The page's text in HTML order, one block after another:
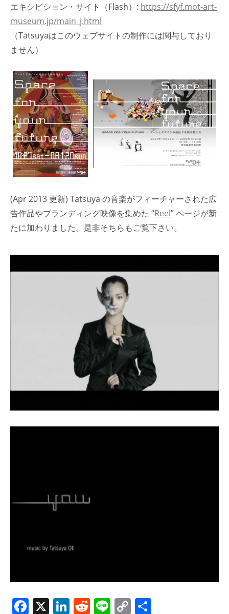
エキシビション・サイト（Flash）: https://sfyf.mot-art-
museum.jp/main_j.html
（Tatsuyaはこのウェブサイトの制作には関与しており
ません）
(Apr 2013 更新) Tatsuya の音楽がフィーチャーされた広
告作品やブランディング映像を集めた “Reel” ページが新
たに加わりました。是非そちらもご覧下さい。
Facebook
X LinkedIn
Reddit
LineCopy